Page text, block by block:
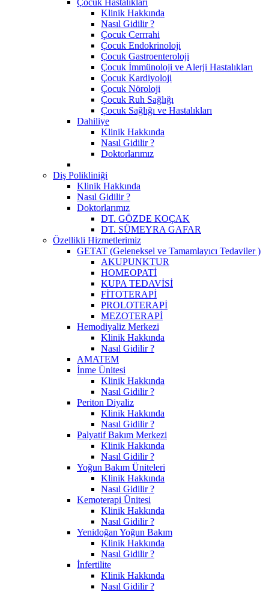
Klinik Hakkında
Nasıl Gidilir ?
Çocuk Cerrrahi
Çocuk Endokrinoloji
Çocuk Gastroenteroloji
Çocuk İmmünoloji ve Alerji Hastalıkları
Çocuk Kardiyoloji
Çocuk Nöroloji
Çocuk Ruh Sağlığı
Çocuk Sağlığı ve Hastalıkları
Dahiliye
Klinik Hakkında
Nasıl Gidilir ?
Doktorlarımız
Diş Polikliniği
Klinik Hakkında
Nasıl Gidilir ?
Doktorlarımız
DT. GÖZDE KOÇAK
DT. SÜMEYRA GAFAR
Özellikli Hizmetlerimiz
GETAT (Geleneksel ve Tamamlayıcı Tedaviler )
AKUPUNKTUR
HOMEOPATİ
KUPA TEDAVİSİ
FİTOTERAPİ
PROLOTERAPİ
MEZOTERAPİ
Hemodiyaliz Merkezi
Klinik Hakkında
Nasıl Gidilir ?
AMATEM
İnme Ünitesi
Klinik Hakkında
Nasıl Gidilir ?
Periton Diyaliz
Klinik Hakkında
Nasıl Gidilir ?
Palyatif Bakım Merkezi
Klinik Hakkında
Nasıl Gidilir ?
Yoğun Bakım Üniteleri
Klinik Hakkında
Nasıl Gidilir ?
Kemoterapi Ünitesi
Klinik Hakkında
Nasıl Gidilir ?
Yenidoğan Yoğun Bakım
Klinik Hakkında
Nasıl Gidilir ?
İnfertilite
Klinik Hakkında
Nasıl Gidilir ?